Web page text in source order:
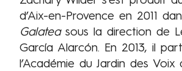
d’Aix-en-Provence en 2011
Galateasous la direction de
García Alarcón. En 2013, il
l’Académie du Jardin des Voix